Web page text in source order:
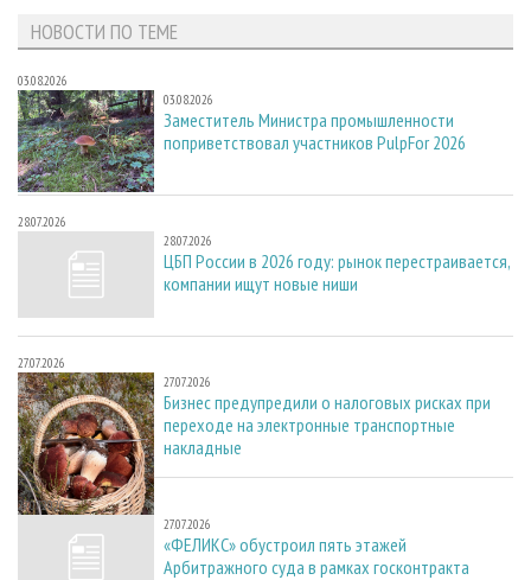
НОВОСТИ ПО ТЕМЕ
03.08.2026
03.08.2026
Заместитель Министра промышленности
поприветствовал участников PulpFor 2026
28.07.2026
28.07.2026
ЦБП России в 2026 году: рынок перестраивается,
компании ищут новые ниши
27.07.2026
27.07.2026
Бизнес предупредили о налоговых рисках при
переходе на электронные транспортные
накладные
27.07.2026
27.07.2026
«ФЕЛИКС» обустроил пять этажей
Арбитражного суда в рамках госконтракта